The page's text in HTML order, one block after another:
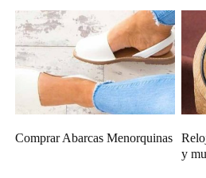
Comprar Abarcas Menorquinas
y